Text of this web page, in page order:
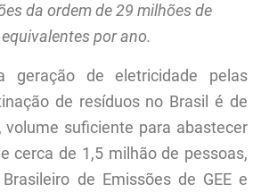
da ordem de 29 milhões de
por ano.
geração de eletricidade pelas
de resíduos no Brasil é de
volume suficiente para abastecer
cerca de 1,5 milhão de pessoas,
de Emissões de GEE e